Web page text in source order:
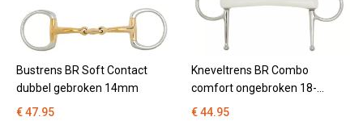
Bustrens BR Soft Contact
dubbel gebroken 14mm
€ 47.95
Kneveltrens BR Combo
comfort ongebroken 18-
12mm
€ 44.95